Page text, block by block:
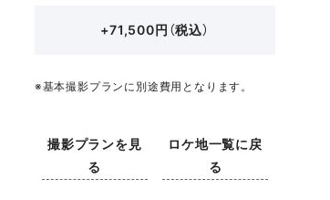
+71,500円（税込）
※基本撮影プランに別途費用となります。
撮影プランを見
る
ロケ地一覧に戻
る